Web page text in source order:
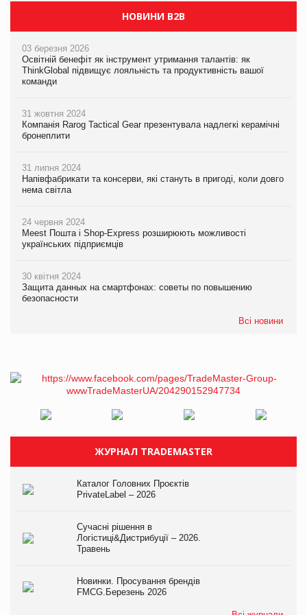
НОВИНИ B2B
03 березня 2026
Освітній бенефіт як інструмент утримання талантів: як
ThinkGlobal підвищує лояльність та продуктивність вашої
команди
31 жовтня 2024
Компанія Rarog Tactical Gear презентувала надлегкі керамічні
бронеплити
31 липня 2024
Напівфабрикати та консерви, які стануть в пригоді, коли довго
нема світла
24 червня 2024
Meest Пошта і Shop-Express розширюють можливості
українських підприємців
30 квітня 2024
Защита данных на смартфонах: советы по повышению
безопасности
Всі новини
ЖУРНАЛ TRADEMASTER
Каталог Головних Проєктів
PrivateLabel – 2026
Сучасні рішення в
Логістиці&Дистрибуції – 2026.
Травень
Новинки. Просування брендів
FMCG.Березень 2026